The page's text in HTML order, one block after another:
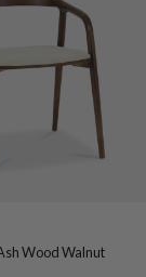
Wood Walnut